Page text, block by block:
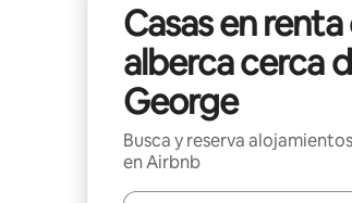
Casas en
alberca cerca
George
Busca y reserva
en Airbnb